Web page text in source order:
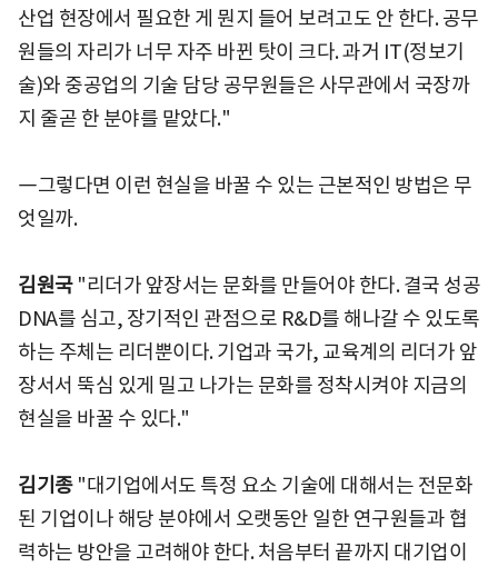
산업 현장에서 필요한 게 뭔지 들어 보려고도 안 한다. 공무
원들의 자리가 너무 자주 바뀐 탓이 크다. 과거 IT(정보기
술)와 중공업의 기술 담당 공무원들은 사무관에서 국장까
지 줄곧 한 분야를 맡았다."
―그렇다면 이런 현실을 바꿀 수 있는 근본적인 방법은 무
엇일까.
김원국"리더가 앞장서는 문화를 만들어야 한다. 결국 성공
DNA를 심고, 장기적인 관점으로 R&D를 해나갈 수 있도록
하는 주체는 리더뿐이다. 기업과 국가, 교육계의 리더가 앞
장서서 뚝심 있게 밀고 나가는 문화를 정착시켜야 지금의
현실을 바꿀 수 있다."
김기종"대기업에서도 특정 요소 기술에 대해서는 전문화
된 기업이나 해당 분야에서 오랫동안 일한 연구원들과 협
력하는 방안을 고려해야 한다. 처음부터 끝까지 대기업이